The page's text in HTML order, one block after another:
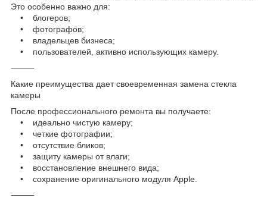
Это особенно важно для:
• блогеров;
• фотографов;
• владельцев бизнеса;
• пользователей, активно использующих камеру.
⸻
Какие преимущества дает своевременная замена стекла
камеры
После профессионального ремонта вы получаете:
• идеально чистую камеру;
• четкие фотографии;
• отсутствие бликов;
• защиту камеры от влаги;
• восстановление внешнего вида;
• сохранение оригинального модуля Apple.
⸻